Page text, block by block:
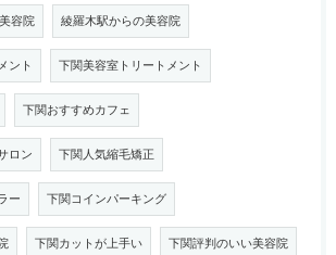
容院 綾羅木駅からの美容院
ント 下関美容室トリートメント
下関おすすめカフェ
ロン 下関人気縮毛矯正
ー 下関コインパーキング
下関カットが上手い 下関評判のいい美容院